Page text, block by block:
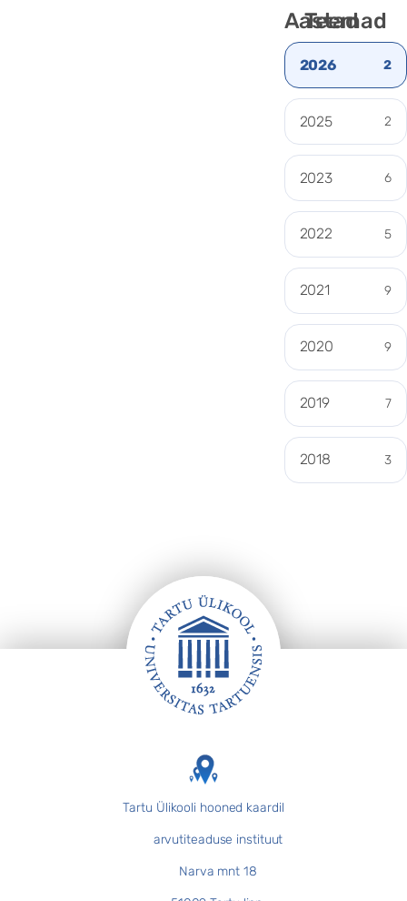
Aastad
2026 2
2025 2
2023 6
2022 5
2021 9
2020 9
2019 7
2018 3
Teemad
Tartu Ülikooli hooned kaardil
arvutiteaduse instituut
Narva mnt 18